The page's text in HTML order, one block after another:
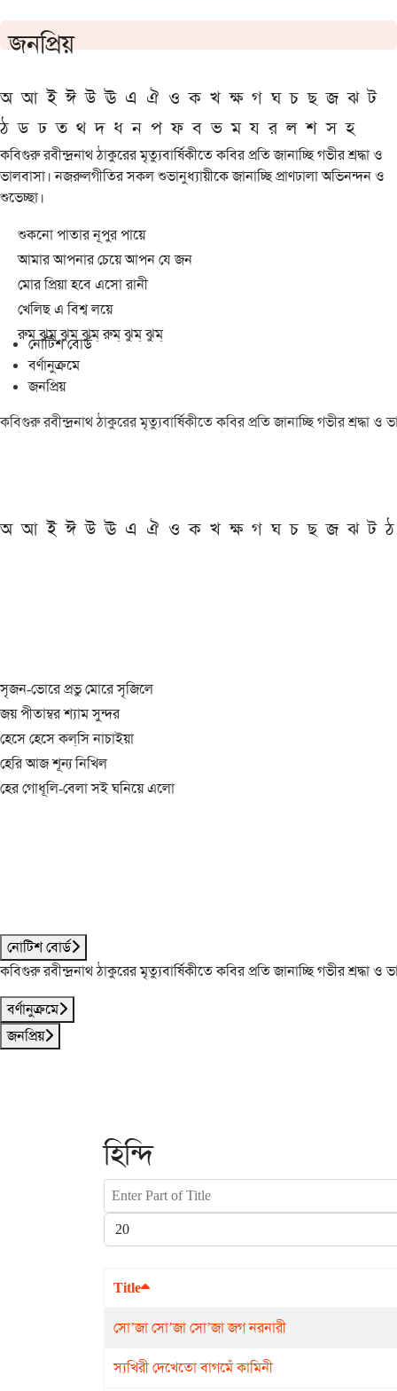
জনপ্রিয়
অ আ ই ঈ উ ঊ এ ঐ ও ক খ ক্ষ গ ঘ চ ছ জ ঝ ট
ঠ ড ঢ ত থ দ ধ ন প ফ ব ভ ম য র ল শ স হ
কবিগুরু রবীন্দ্রনাথ ঠাকুরের মৃত্যুবার্ষিকীতে কবির প্রতি জানাচ্ছি গভীর শ্রদ্ধা ও
ভালবাসা। নজরুলগীতির সকল শুভানুধ্যায়ীকে জানাচ্ছি প্রাণঢালা অভিনন্দন ও
শুভেচ্ছা।
শুকনো পাতার নূপুর পায়ে
আমার আপনার চেয়ে আপন যে জন
মোর প্রিয়া হবে এসো রানী
খেলিছ এ বিশ্ব লয়ে
রুম্ ঝুম্ ঝুম্ ঝুম্ রুম্ ঝুম্ ঝুম্
নোটিশ বোর্ড
বর্ণানুক্রমে
জনপ্রিয়
কবিগুরু রবীন্দ্রনাথ ঠাকুরের মৃত্যুবার্ষিকীতে কবির প্রতি জানাচ্ছি গভীর
অ আ ই ঈ উ ঊ এ ঐ ও ক খ ক্ষ গ ঘ চ ছ জ ঝ ট ঠ
সৃজন-ভোরে প্রভু মোরে সৃজিলে
জয় পীতাম্বর শ্যাম সুন্দর
হেসে হেসে কল্‌সি নাচাইয়া
হেরি আজ শূন্য নিখিল
হের গোধূলি-বেলা সই ঘনিয়ে এলো
নোটিশ বোর্ড
কবিগুরু রবীন্দ্রনাথ ঠাকুরের মৃত্যুবার্ষিকীতে কবির প্রতি জানাচ্ছি গভীর
বর্ণানুক্রমে
জনপ্রিয়
হিন্দি
Enter Part of Title
Display #
Title
সো’জা সো’জা সো’জা জগ নরনারী
স্যখিরী দেখেতো বাগমেঁ কামিনী